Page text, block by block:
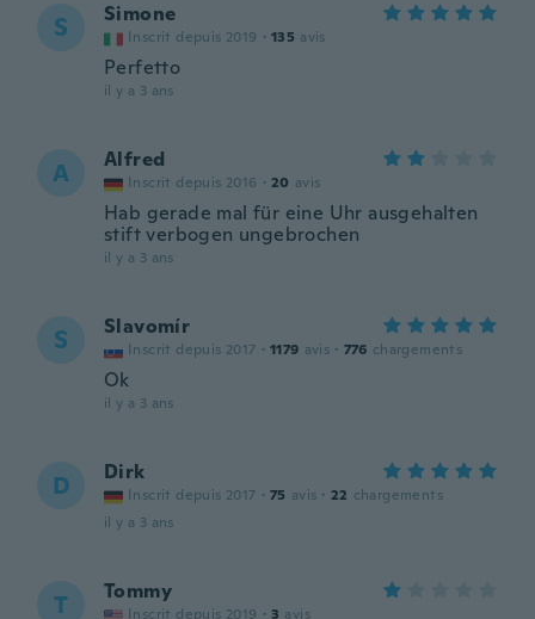
S Simone
Inscrit depuis 2019 · 135 avis
Perfetto
il y a 3 ans
A Alfred
Inscrit depuis 2016 · 20 avis
Hab gerade mal für eine Uhr ausgehalten
stift verbogen ungebrochen
il y a 3 ans
S Slavomír
Inscrit depuis 2017 · 1179 avis · 776 chargements
Ok
il y a 3 ans
D Dirk
Inscrit depuis 2017 · 75 avis · 22 chargements
il y a 3 ans
T Tommy
Inscrit depuis 2019 · 3 avis